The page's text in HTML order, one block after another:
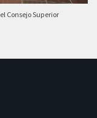
Consejo Superior